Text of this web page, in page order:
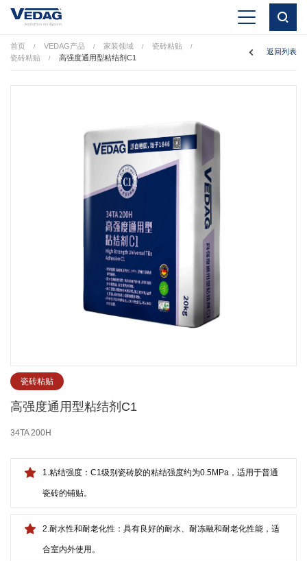
首页 / VEDAG产品 / 家装领域 / 瓷砖粘贴 /
瓷砖粘贴 / 高强度通用型粘结剂C1
返回列表
瓷砖粘贴
高强度通用型粘结剂C1
34TA 200H
1.粘结强度：C1级别瓷砖胶的粘结强度约为0.5MPa，适用于普通
瓷砖的铺贴。
2.耐水性和耐老化性：具有良好的耐水、耐冻融和耐老化性能，适
合室内外使用。